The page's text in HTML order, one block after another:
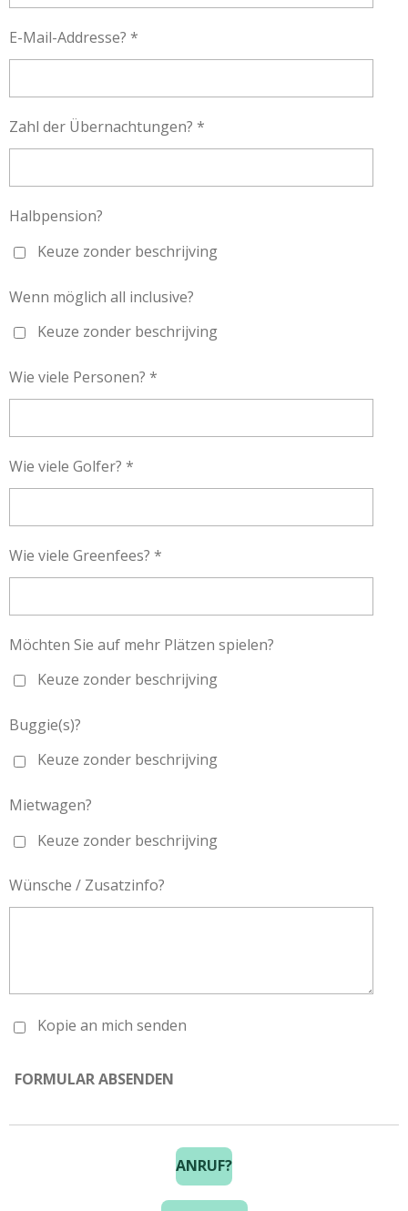
E-Mail-Addresse? *
Zahl der Übernachtungen? *
Halbpension?
Keuze zonder beschrijving
Wenn möglich all inclusive?
Keuze zonder beschrijving
Wie viele Personen? *
Wie viele Golfer? *
Wie viele Greenfees? *
Möchten Sie auf mehr Plätzen spielen?
Keuze zonder beschrijving
Buggie(s)?
Keuze zonder beschrijving
Mietwagen?
Keuze zonder beschrijving
Wünsche / Zusatzinfo?
Kopie an mich senden
FORMULAR ABSENDEN
ANRUF?